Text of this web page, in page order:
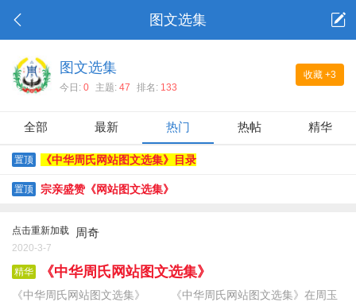
图文选集
收藏 +3
图文选集
今日: 0 主题: 47 排名: 133
全部 最新 热门 热帖 精华
置顶 《中华周氏网站图文选集》目录
置顶 宗亲盛赞《网站图文选集》
点击重新加载 周奇
2020-3-7
精华 《中华周氏网站图文选集》
《中华周氏网站图文选集》 《中华周氏网站图文选集》在周玉